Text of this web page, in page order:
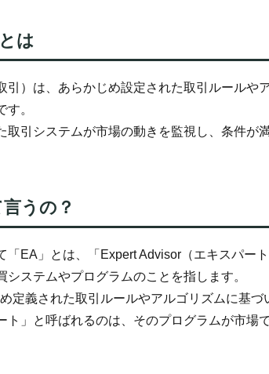
は
引）は、あらかじめ設定された取引ルールや
す。
取引システムが市場の動きを監視し、条件が
うの？
「EA」とは、「Expert Advisor（エキスパー
システムやプログラムのことを指します。
定義された取引ルールやアルゴリズムに基
ト」と呼ばれるのは、そのプログラムが市場